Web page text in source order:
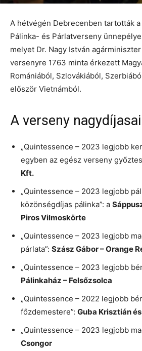
A hétvégén Debrecenben tartották
Pálinka- és Párlatverseny
melyet Dr. Nagy István
versenyre 1763 minta érkezett
Romániából, Szlovákiából,
először Vietnámból.
A verseny nagydíjasai
„Quintessence – 2023 legjobb
egyben az egész verseny
Kft.
„Quintessence – 2023 legjobb
közönségdíjas pálinka”: a
Piros Vilmoskörte
„Quintessence – 2023 legjobb
párlata”: Szász Gábor – Orange
„Quintessence – 2023 legjobb
Pálinkaház – Felsőzsolca
„Quintessence – 2022 legjobb
főzdemestere”: Guba Krisztián
„Quintessence – 2023 legjobb
Csongor